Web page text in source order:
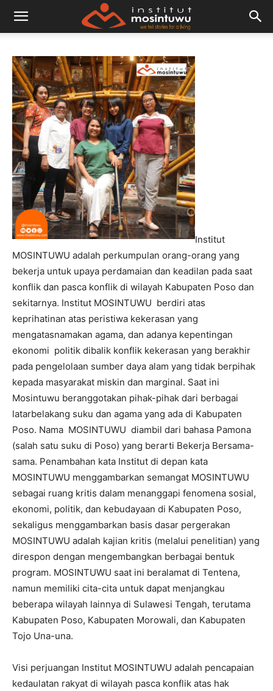
Institut
MOSINTUWU adalah perkumpulan orang-orang yang
bekerja untuk upaya perdamaian dan keadilan pada saat
konflik dan pasca konflik di wilayah Kabupaten Poso dan
sekitarnya. Institut MOSINTUWU berdiri atas
keprihatinan atas peristiwa kekerasan yang
mengatasnamakan agama, dan adanya kepentingan
ekonomi politik dibalik konflik kekerasan yang berakhir
pada pengelolaan sumber daya alam yang tidak berpihak
kepada masyarakat miskin dan marginal. Saat ini
Mosintuwu beranggotakan pihak-pihak dari berbagai
latarbelakang suku dan agama yang ada di Kabupaten
Poso. Nama MOSINTUWU diambil dari bahasa Pamona
(salah satu suku di Poso) yang berarti Bekerja Bersama-
sama. Penambahan kata Institut di depan kata
MOSINTUWU menggambarkan semangat MOSINTUWU
sebagai ruang kritis dalam menanggapi fenomena sosial,
ekonomi, politik, dan kebudayaan di Kabupaten Poso,
sekaligus menggambarkan basis dasar pergerakan
MOSINTUWU adalah kajian kritis (melalui penelitian) yang
direspon dengan mengembangkan berbagai bentuk
program. MOSINTUWU saat ini beralamat di Tentena,
namun memiliki cita-cita untuk dapat menjangkau
beberapa wilayah lainnya di Sulawesi Tengah, terutama
Kabupaten Poso, Kabupaten Morowali, dan Kabupaten
Tojo Una-una.
Visi perjuangan Institut MOSINTUWU adalah pencapaian
kedaulatan rakyat di wilayah pasca konflik atas hak